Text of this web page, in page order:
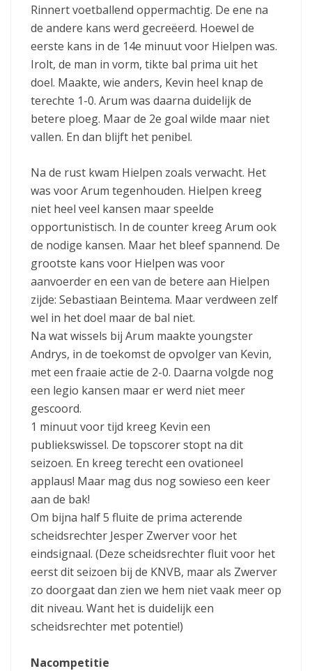
Rinnert voetballend oppermachtig. De ene na
de andere kans werd gecreëerd. Hoewel de
eerste kans in de 14e minuut voor Hielpen was.
Irolt, de man in vorm, tikte bal prima uit het
doel. Maakte, wie anders, Kevin heel knap de
terechte 1-0. Arum was daarna duidelijk de
betere ploeg. Maar de 2e goal wilde maar niet
vallen. En dan blijft het penibel.
Na de rust kwam Hielpen zoals verwacht. Het
was voor Arum tegenhouden. Hielpen kreeg
niet heel veel kansen maar speelde
opportunistisch. In de counter kreeg Arum ook
de nodige kansen. Maar het bleef spannend. De
grootste kans voor Hielpen was voor
aanvoerder en een van de betere aan Hielpen
zijde: Sebastiaan Beintema. Maar verdween zelf
wel in het doel maar de bal niet.
Na wat wissels bij Arum maakte youngster
Andrys, in de toekomst de opvolger van Kevin,
met een fraaie actie de 2-0. Daarna volgde nog
een legio kansen maar er werd niet meer
gescoord.
1 minuut voor tijd kreeg Kevin een
publiekswissel. De topscorer stopt na dit
seizoen. En kreeg terecht een ovationeel
applaus! Maar mag dus nog sowieso een keer
aan de bak!
Om bijna half 5 fluite de prima acterende
scheidsrechter Jesper Zwerver voor het
eindsignaal. (Deze scheidsrechter fluit voor het
eerst dit seizoen bij de KNVB, maar als Zwerver
zo doorgaat dan zien we hem niet vaak meer op
dit niveau. Want het is duidelijk een
scheidsrechter met potentie!)
Nacompetitie